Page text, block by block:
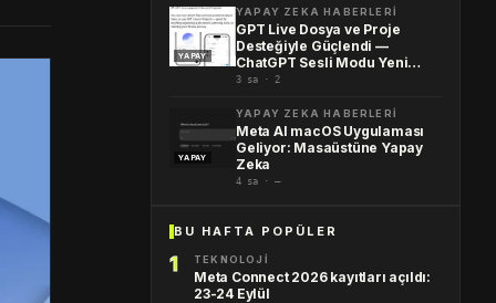
YAPAY
YAPAY ZEKA HABERLERI
GPT Live Dosya ve Proje
Desteğiyle Güçlendi —
ChatGPT Sesli Modu Yeni…
3 sa · 2
YAPAY
YAPAY ZEKA HABERLERI
Meta AI macOS Uygulaması
Geliyor: Masaüstüne Yapay
Zeka
4 sa · —
BU HAFTA POPÜLER
TEKNOLOJI
Meta Connect 2026 kayıtları açıldı:
23-24 Eylül